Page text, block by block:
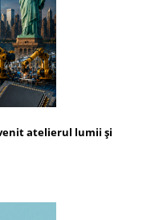
atelierul lumii și